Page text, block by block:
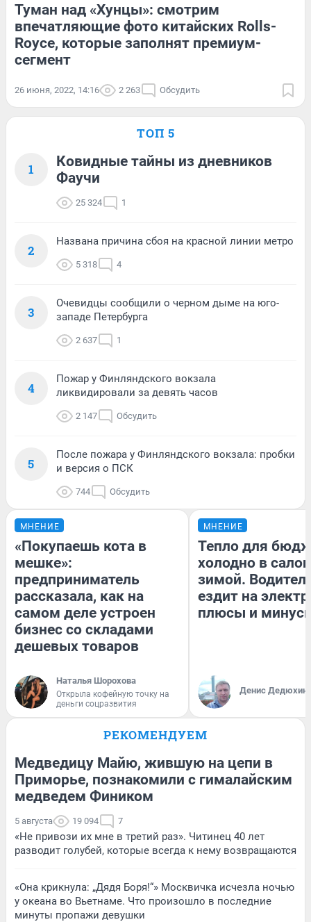
Туман над «Хунцы»: смотрим
впечатляющие фото китайских Rolls-
Royce, которые заполнят премиум-
сегмент
26 июня, 2022, 14:16 2 263 Обсудить
ТОП 5
1
Ковидные тайны из дневников
Фаучи
25 324 1
2
Названа причина сбоя на красной линии метро
5 318 4
3
Очевидцы сообщили о черном дыме на юго-
западе Петербурга
2 637 1
4
Пожар у Финляндского вокзала
ликвидировали за девять часов
2 147 Обсудить
5
После пожара у Финляндского вокзала: пробки
и версия о ПСК
744 Обсудить
МНЕНИЕ
«Покупаешь кота в
мешке»:
предприниматель
рассказала, как на
самом деле устроен
бизнес со складами
дешевых товаров
Наталья Шорохова
Открыла кофейную точку на
деньги соцразвития
МНЕНИЕ
Тепло для
холодно в
зимой.
ездит на
плюсы и
Денис Дедюхин
РЕКОМЕНДУЕМ
Медведицу Майю, жившую на цепи в
Приморье, познакомили с гималайским
медведем Фиником
5 августа 19 094 7
«Не привози их мне в третий раз». Читинец 40 лет
разводит голубей, которые всегда к нему возвращаются
«Она крикнула: „Дядя Боря!“» Москвичка исчезла ночью
у океана во Вьетнаме. Что произошло в последние
минуты пропажи девушки